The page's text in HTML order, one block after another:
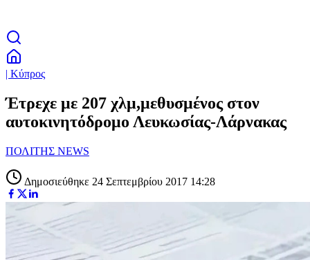
| Κύπρος
Έτρεχε με 207 χλμ,μεθυσμένος στον
αυτοκινητόδρομο Λευκωσίας-Λάρνακας
ΠΟΛΙΤΗΣ NEWS
Δημοσιεύθηκε 24 Σεπτεμβρίου 2017 14:28